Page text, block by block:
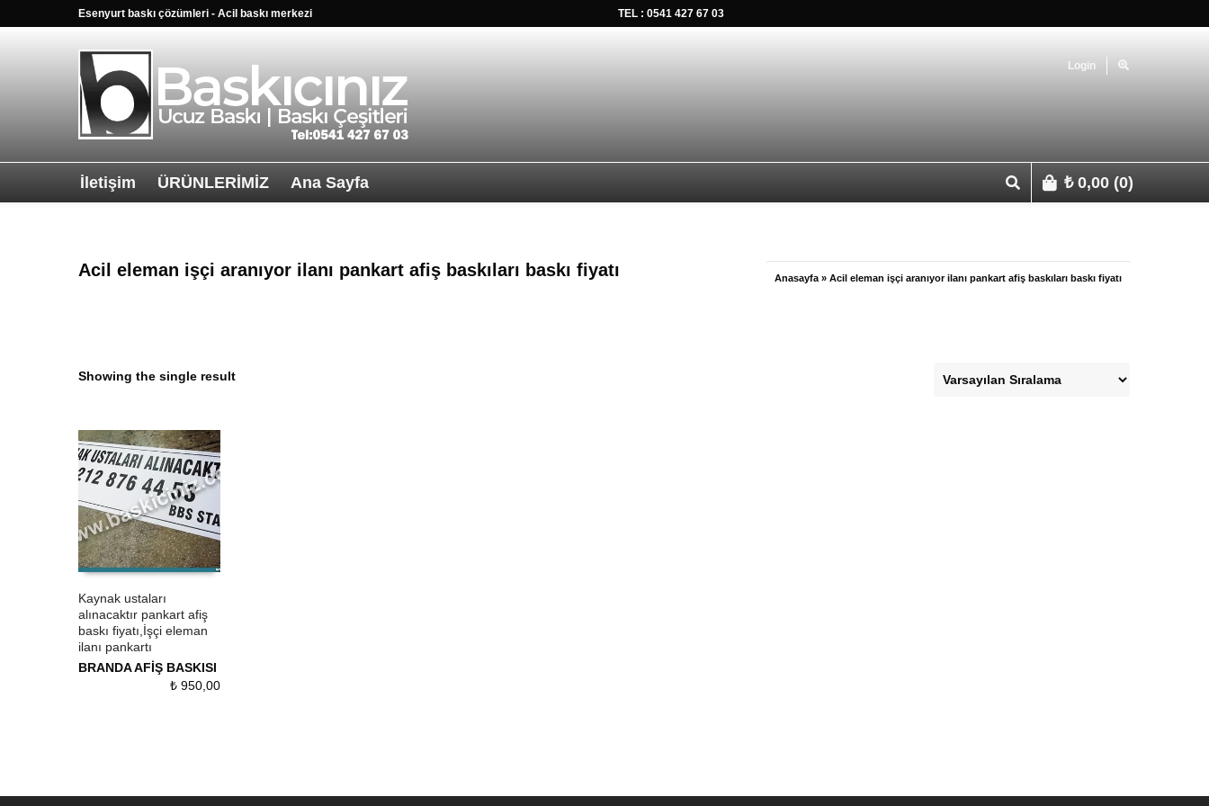
Esenyurt baskı çözümleri - Acil baskı merkezi TEL : 0541 427 67 03
Login
İletişim ÜRÜNLERİMİZ Ana Sayfa ₺0,00 (0)
Acil eleman işçi aranıyor ilanı pankart afiş baskıları baskı fiyatı Anasayfa » Acil eleman işçi aranıyor ilanı pankart afiş baskıları baskı fiyatı
Showing the single result
ÜRÜN SATIN AL
QUICK VIEW
Kaynak ustaları
alınacaktır pankart afiş
baskı fiyatı,İşçi eleman
ilanı pankartı
BRANDA AFİŞ BASKISI
₺950,00